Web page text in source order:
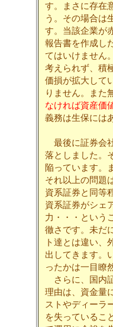
す。まさに存在
う。その場合は
す。当該企業が
報告書を作成し
てはいけません
考えられず、積
価損が拡大して
りません。また
なければ資産価
義務は生保には
最後に証券会
落としました。
陥っています。
それ以上の問題
資系証券と同等
資系証券がシェ
力・・・という
徹さです。未だ
ト達とは違い、
出してきます。
ったかは一目瞭
さらに、国内
理由は、資金量
ストやディーラ
を失っているこ